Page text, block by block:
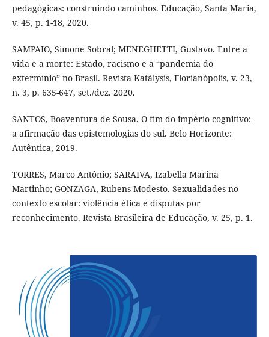
pedagógicas: construindo caminhos. Educação, Santa Maria,
v. 45, p. 1-18, 2020.
SAMPAIO, Simone Sobral; MENEGHETTI, Gustavo. Entre a
vida e a morte: Estado, racismo e a “pandemia do
extermínio” no Brasil. Revista Katálysis, Florianópolis, v. 23,
n. 3, p. 635-647, set./dez. 2020.
SANTOS, Boaventura de Sousa. O fim do império cognitivo:
a afirmação das epistemologias do sul. Belo Horizonte:
Autêntica, 2019.
TORRES, Marco Antônio; SARAIVA, Izabella Marina
Martinho; GONZAGA, Rubens Modesto. Sexualidades no
contexto escolar: violência ética e disputas por
reconhecimento. Revista Brasileira de Educação, v. 25, p. 1.